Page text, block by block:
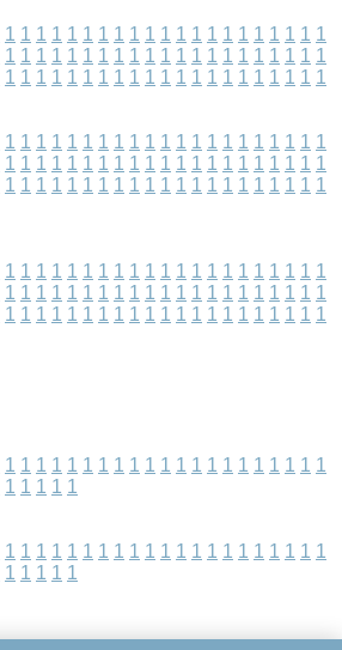
1 1 1 1 1 1 1 1 1 1 1 1 1 1 1 1 1 1 1 1 1
1 1 1 1 1 1 1 1 1 1 1 1 1 1 1 1 1 1 1 1 1
1 1 1 1 1 1 1 1 1 1 1 1 1 1 1 1 1 1 1 1 1
1 1 1 1 1 1 1 1 1 1 1 1 1 1 1 1 1 1 1 1 1
1 1 1 1 1 1 1 1 1 1 1 1 1 1 1 1 1 1 1 1 1
1 1 1 1 1 1 1 1 1 1 1 1 1 1 1 1 1 1 1 1 1
1 1 1 1 1 1 1 1 1 1 1 1 1 1 1 1 1 1 1 1 1
1 1 1 1 1 1 1 1 1 1 1 1 1 1 1 1 1 1 1 1 1
1 1 1 1 1 1 1 1 1 1 1 1 1 1 1 1 1 1 1 1 1
1 1 1 1 1 1 1 1 1 1 1 1 1 1 1 1 1 1 1 1 1
1 1 1 1 1
1 1 1 1 1 1 1 1 1 1 1 1 1 1 1 1 1 1 1 1 1
1 1 1 1 1